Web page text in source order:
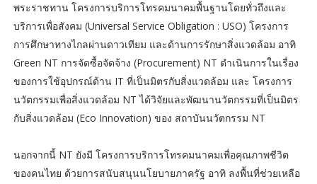
พระราชทาน โครงการบริการโทรคมนาคมพื้นฐานโดยทั่วถึงและ
บริการเพื่อสังคม (Universal Service Obligation : USO) โครงการ
การศึกษาทางไกลผ่านดาวเทียม และด้านการรักษาสิ่งแวดล้อม อาทิ
Green NT การจัดซื้อจัดจ้าง (Procurement) NT ดำเนินการในเรื่อง
ของการใช้อุปกรณ์ด้าน IT ที่เป็นมิตรกับสิ่งแวดล้อม และ โครงการ
นวัตกรรมเพื่อสิ่งแวดล้อม NT ได้วิจัยและพัฒนานวัตกรรมที่เป็นมิตร
กับสิ่งแวดล้อม (Eco Innovation) ของ สถาบันนวัตกรรม NT
นอกจากนี้ NT ยังมี โครงการบริการโทรคมนาคมเพื่อคุณภาพชีวิต
ของคนไทย ด้วยการสนับสนุนนโยบายภาครัฐ อาทิ ลงพื้นที่ช่วยเหลือ